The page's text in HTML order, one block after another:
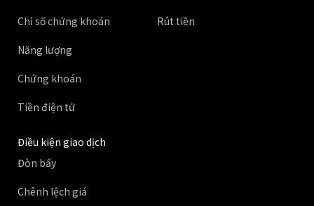
Chỉ số chứng khoán
Năng lượng
Chứng khoán
Tiền điện tử
Rút tiền
Điều kiện giao dịch
Đòn bẩy
Chênh lệch giá